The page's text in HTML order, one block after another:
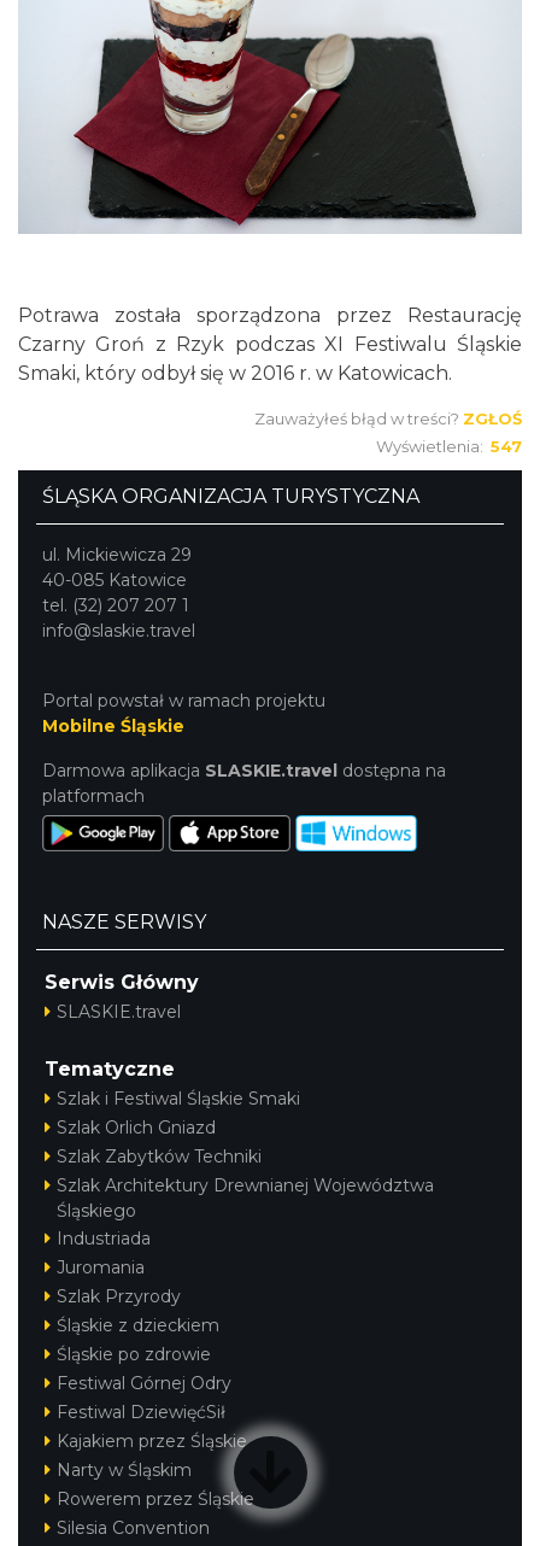
Potrawa została sporządzona przez Restaurację
Czarny Groń z Rzyk podczas XI Festiwalu Śląskie
Smaki, który odbył się w 2016 r. w Katowicach.
Zauważyłeś błąd w treści? ZGŁOŚ
Wyświetlenia: 547
ŚLĄSKA ORGANIZACJA TURYSTYCZNA
ul. Mickiewicza 29
40-085 Katowice
tel. (32) 207 207 1
info@slaskie.travel
Portal powstał w ramach projektu
Mobilne Śląskie
Darmowa aplikacja SLASKIE.travel dostępna na
platformach
NASZE SERWISY
Serwis Główny
SLASKIE.travel
Tematyczne
Szlak i Festiwal Śląskie Smaki
Szlak Orlich Gniazd
Szlak Zabytków Techniki
Szlak Architektury Drewnianej Województwa
Śląskiego
Industriada
Juromania
Szlak Przyrody
Śląskie z dzieckiem
Śląskie po zdrowie
Festiwal Górnej Odry
Festiwal DziewięćSił
Kajakiem przez Śląskie
Narty w Śląskim
Rowerem przez Śląskie
Silesia Convention